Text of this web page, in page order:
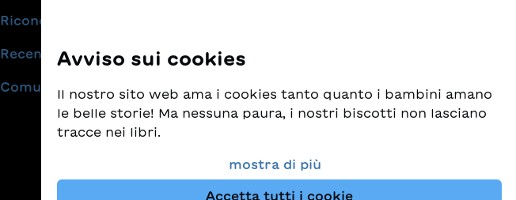
Riconoscimenti
Recensioni
Comunicati stampa
Avviso sui cookies
Il nostro sito web ama i cookies tanto quanto i bambini amano
le belle storie! Ma nessuna paura, i nostri biscotti non lasciano
tracce nei libri.
Prendiamo molto seriamente la protezione dei vostri dati e al
tempo stesso desideriamo che possiate sempre trovare da noi
mostra di più
Accetta tutti i cookie